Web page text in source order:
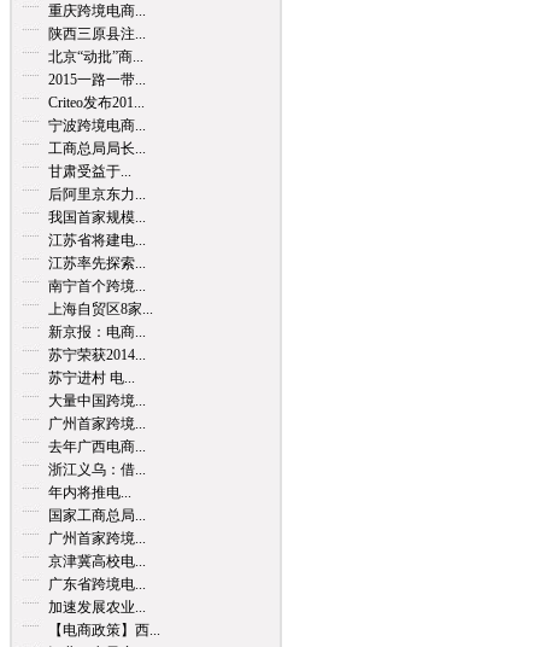
重庆跨境电商...
陕西三原县注...
北京“动批”商...
2015一路一带...
Criteo发布201...
宁波跨境电商...
工商总局局长...
甘肃受益于...
后阿里京东力...
我国首家规模...
江苏省将建电...
江苏率先探索...
南宁首个跨境...
上海自贸区8家...
新京报：电商...
苏宁荣获2014...
苏宁进村 电...
大量中国跨境...
广州首家跨境...
去年广西电商...
浙江义乌：借...
年内将推电...
国家工商总局...
广州首家跨境...
京津冀高校电...
广东省跨境电...
加速发展农业...
【电商政策】西...